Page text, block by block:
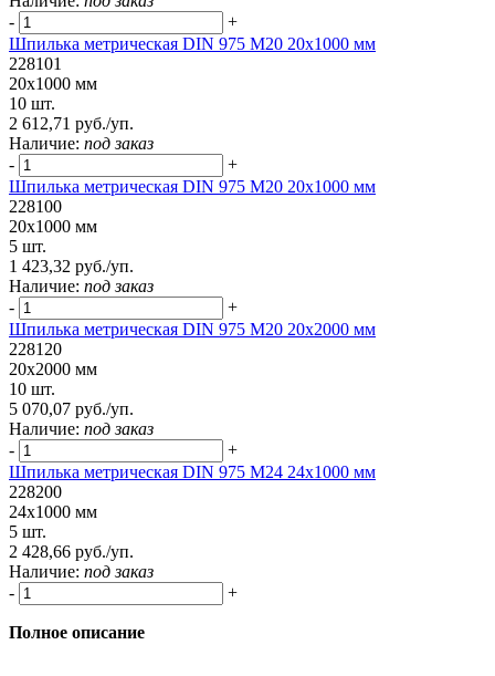
-
+
Шпилька метрическая DIN 975 М20 20х1000 мм
228101
20х1000 мм
10 шт.
2 612,71 руб./уп.
Наличие: под заказ
-
+
Шпилька метрическая DIN 975 М20 20х1000 мм
228100
20х1000 мм
5 шт.
1 423,32 руб./уп.
Наличие: под заказ
-
+
Шпилька метрическая DIN 975 М20 20х2000 мм
228120
20х2000 мм
10 шт.
5 070,07 руб./уп.
Наличие: под заказ
-
+
Шпилька метрическая DIN 975 М24 24х1000 мм
228200
24х1000 мм
5 шт.
2 428,66 руб./уп.
Наличие: под заказ
-
+
Полное описание